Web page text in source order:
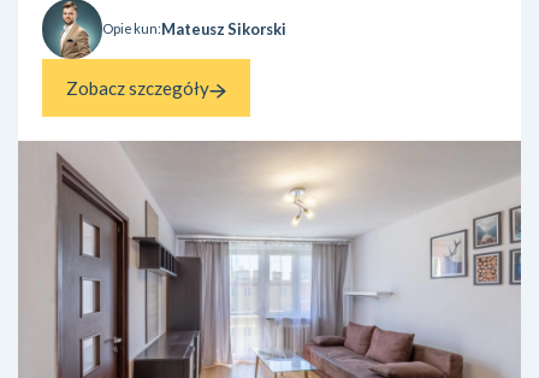
Opiekun:Mateusz Sikorski
Zobacz szczegóły